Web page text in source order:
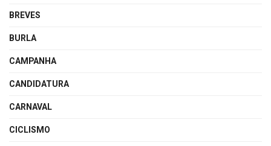
BREVES
BURLA
CAMPANHA
CANDIDATURA
CARNAVAL
CICLISMO